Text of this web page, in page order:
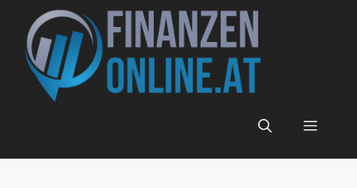
Inhalt
springen
Menü